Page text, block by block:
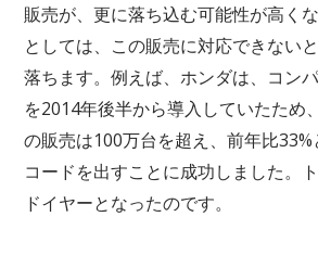
販売が、更に落ち込む可能性が高く
としては、この販売に対応できない
落ちます。例えば、ホンダは、コン
を2014年後半から導入していたため
の販売は100万台を超え、前年比
コードを出すことに成功しました。
ドイヤーとなったのです。